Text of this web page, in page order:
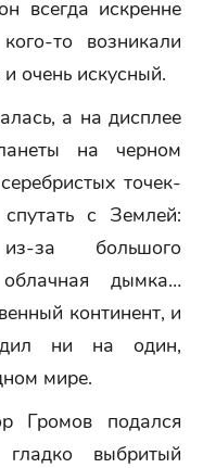
всегда искренне
то возникали
очень искусный.
а на дисплее
на черном
точек-
с Землей:
за большого
дымка…
континент, и
ни на один,
мире.
Громов подался
выбритый